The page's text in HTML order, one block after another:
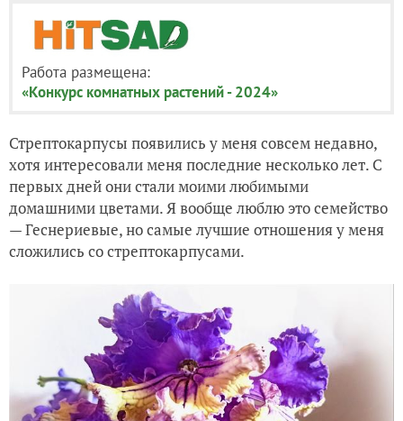
Работа размещена:
«Конкурс комнатных растений - 2024»
Стрептокарпусы появились у меня совсем недавно,
хотя интересовали меня последние несколько лет. С
первых дней они стали моими любимыми
домашними цветами. Я вообще люблю это семейство
— Геснериевые, но самые лучшие отношения у меня
сложились со стрептокарпусами.